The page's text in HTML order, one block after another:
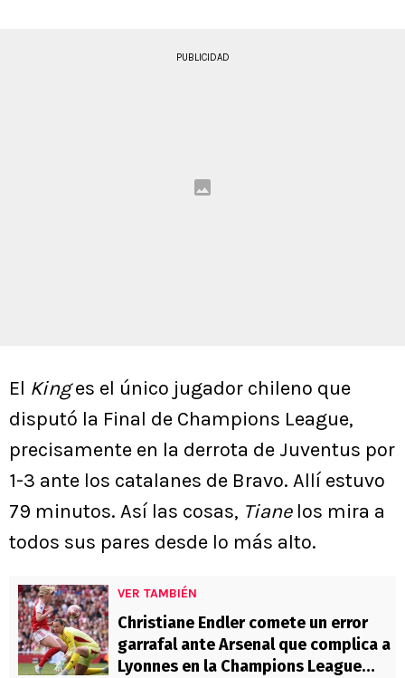
PUBLICIDAD
El Kinges el único jugador chileno que
disputó la Final de Champions League,
precisamente en la derrota de Juventus por
1-3 ante los catalanes de Bravo. Allí estuvo
79 minutos. Así las cosas, Tiane los mira a
todos sus pares desde lo más alto.
VER TAMBIÉN
Christiane Endler comete un error
garrafal ante Arsenal que complica a
Lyonnes en la Champions League